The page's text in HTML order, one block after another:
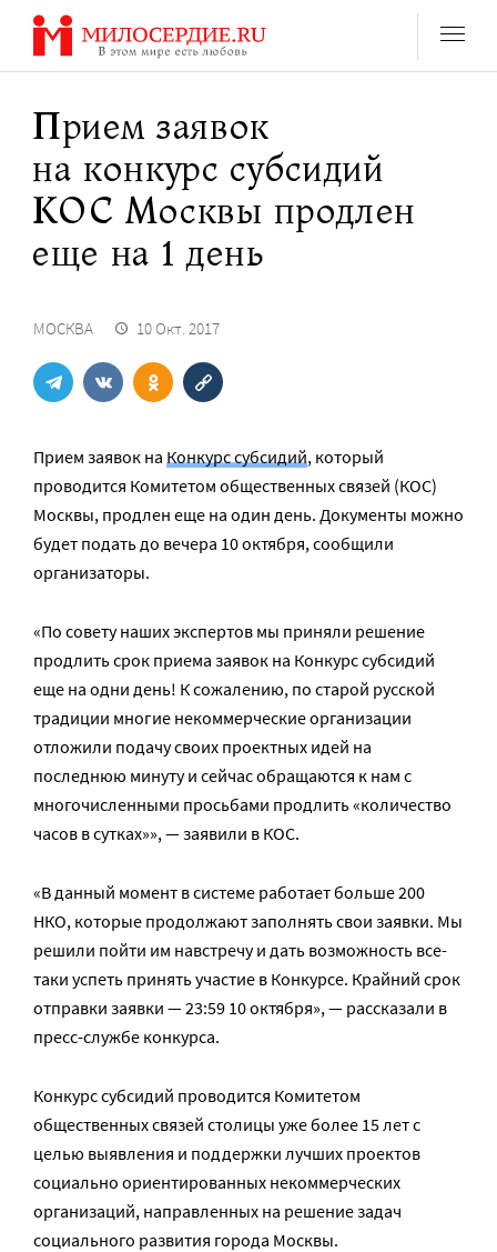
Перейти
содержанию
Прием заявок
на конкурс субсидий
КОС Москвы продлен
еще на 1 день
МОСКВА 10 Окт. 2017
Прием заявок на Конкурс субсидий, который
проводится Комитетом общественных связей (КОС)
Москвы, продлен еще на один день. Документы можно
будет подать до вечера 10 октября, сообщили
организаторы.
«По совету наших экспертов мы приняли решение
продлить срок приема заявок на Конкурс субсидий
еще на одни день! К сожалению, по старой русской
традиции многие некоммерческие организации
отложили подачу своих проектных идей на
последнюю минуту и сейчас обращаются к нам с
многочисленными просьбами продлить «количество
часов в сутках»», — заявили в КОС.
«В данный момент в системе работает больше 200
НКО, которые продолжают заполнять свои заявки. Мы
решили пойти им навстречу и дать возможность все-
таки успеть принять участие в Конкурсе. Крайний срок
отправки заявки — 23:59 10 октября», — рассказали в
пресс-службе конкурса.
Конкурс субсидий проводится Комитетом
общественных связей столицы уже более 15 лет с
целью выявления и поддержки лучших проектов
социально ориентированных некоммерческих
организаций, направленных на решение задач
социального развития города Москвы.